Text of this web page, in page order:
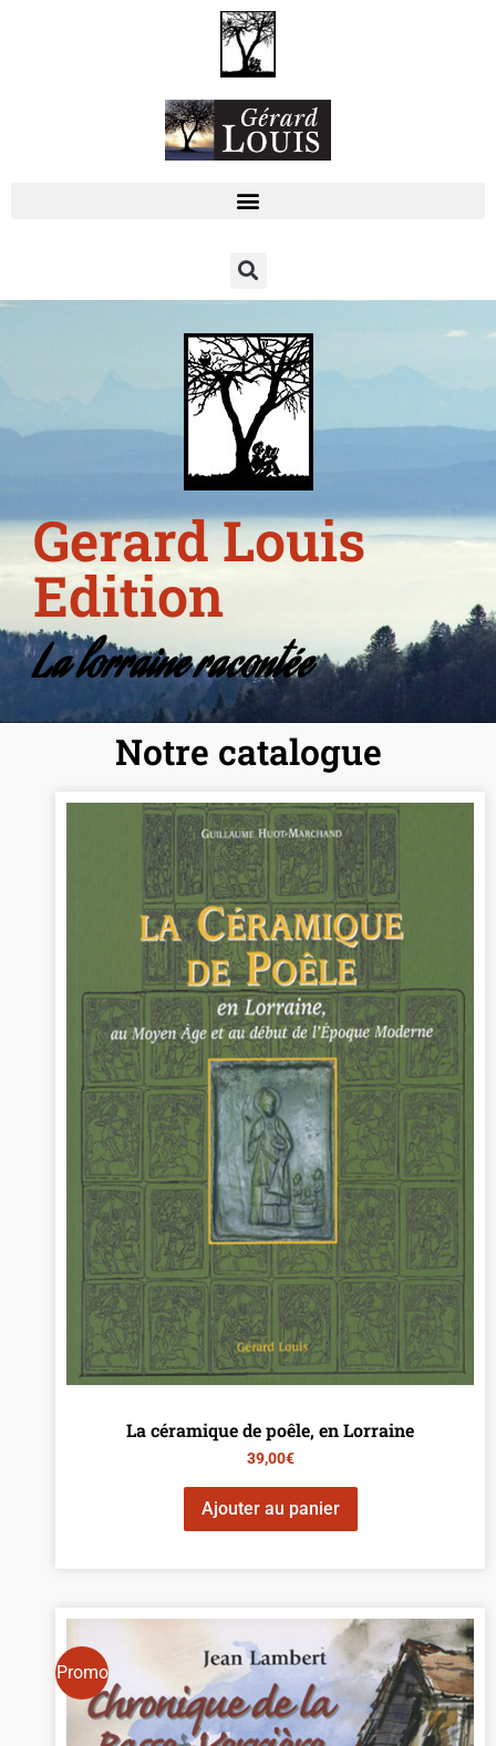
Gerard Louis
Edition
La lorraine racontée
Notre catalogue
La céramique de poêle, en Lorraine
39,00€
Ajouter au panier
Promo